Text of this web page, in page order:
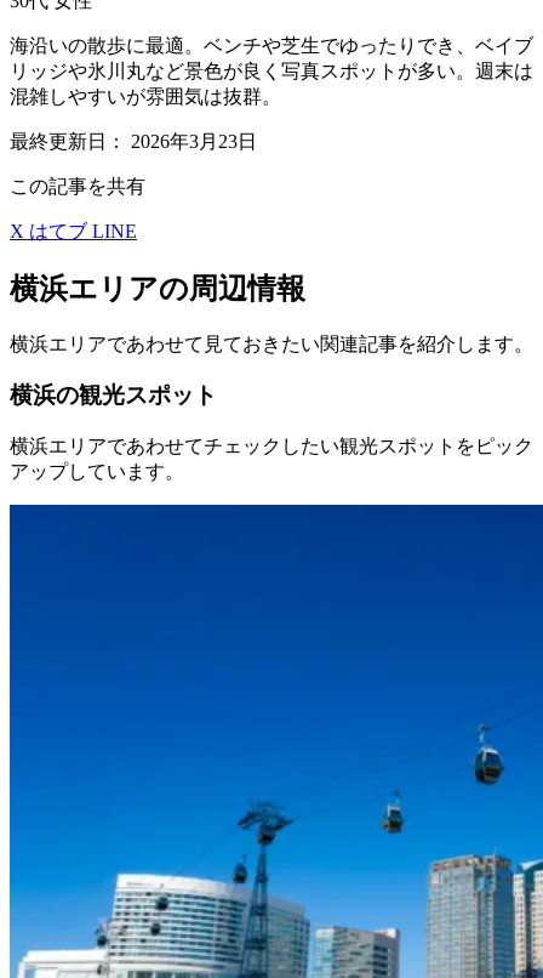
海沿いの散歩に最適。ベンチや芝生でゆったりでき、ベイブ
リッジや氷川丸など景色が良く写真スポットが多い。週末は
混雑しやすいが雰囲気は抜群。
最終更新日： 2026年3月23日
この記事を共有
X はてブ LINE
横浜エリアの周辺情報
横浜エリアであわせて見ておきたい関連記事を紹介します。
横浜の観光スポット
横浜エリアであわせてチェックしたい観光スポットをピック
アップしています。